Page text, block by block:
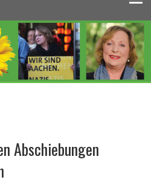
Abschiebungen